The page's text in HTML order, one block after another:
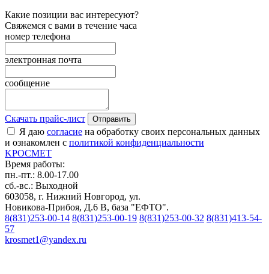
Какие позиции вас интересуют?
Свяжемся с вами в течение часа
номер телефона
электронная почта
сообщение
Скачать прайс-лист Отправить
Я даю согласие на обработку своих персональных данных
и ознакомлен с политикой конфиденциальности
KРОСМЕТ
Время работы:
пн.-пт.: 8.00-17.00
сб.-вс.: Выходной
603058, г. Нижний Новгород, ул.
Новикова-Прибоя, Д.6 В, база "ЕФТО".
8(831)253-00-14 8(831)253-00-19 8(831)253-00-32 8(831)413-54-
57
krosmet1@yandex.ru